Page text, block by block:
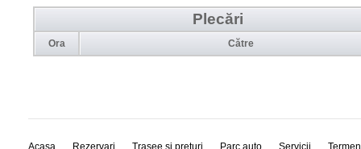
Plecări
Ora Către
Acasa Rezervari Trasee si preturi Parc auto Servicii